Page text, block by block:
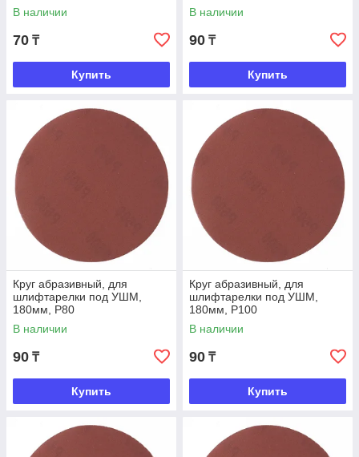
В наличии
70 ₸
Купить
В наличии
90 ₸
Купить
Круг абразивный, для
шлифтарелки под УШМ,
180мм, Р80
В наличии
90 ₸
Купить
Круг абразивный, для
шлифтарелки под УШМ,
180мм, Р100
В наличии
90 ₸
Купить